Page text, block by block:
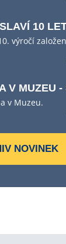
10
výročí
V MUZEU -
v Muzeu.
NOVINEK